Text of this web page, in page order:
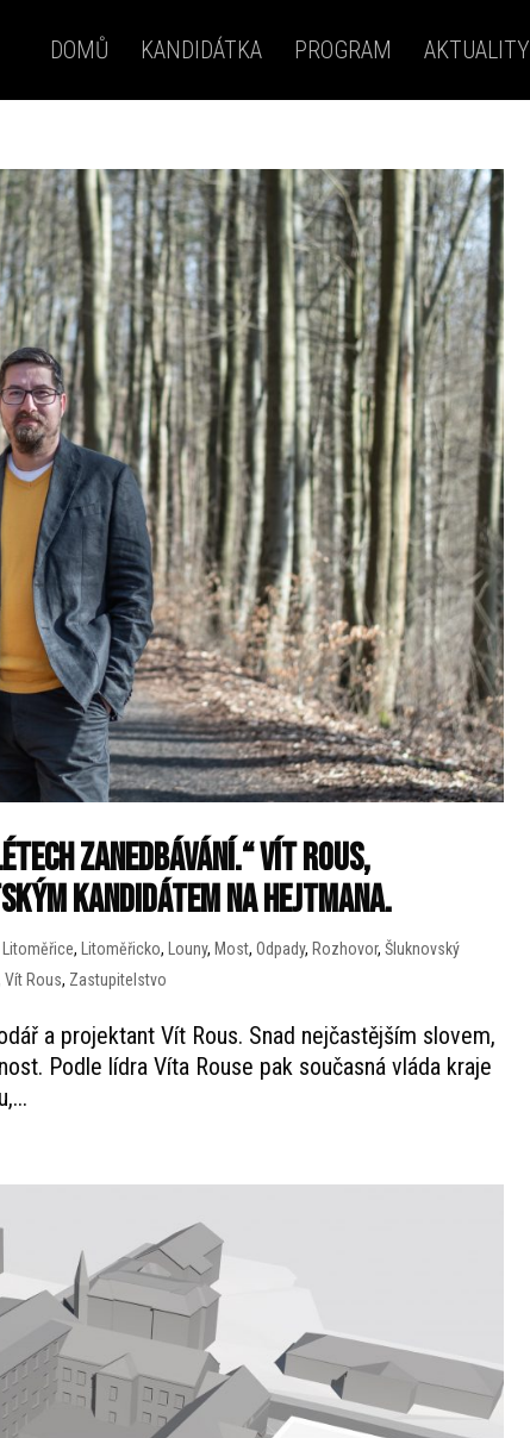
DOMŮ KANDIDÁTKA PROGRAM AKTUALITY
zanedbávání.“ Vít Rous,
kandidátem na hejtmana.
Litoměřice, Litoměřicko, Louny, Most,Odpady, Rozhovor,Šluknovský
Vít Rous, Zastupitelstvo
a projektant Vít Rous. Snad nejčastějším slovem,
Podle lídra Víta Rouse pak současná vláda kraje